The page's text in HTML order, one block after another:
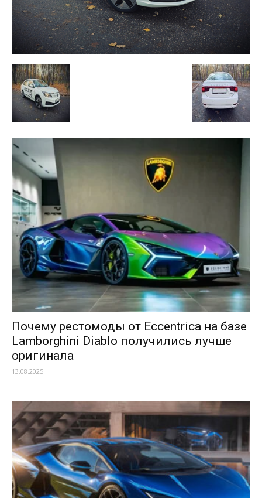
Почему рестомоды от Eccentrica на базе
Lamborghini Diablo получились лучше
оригинала
13.08.2025